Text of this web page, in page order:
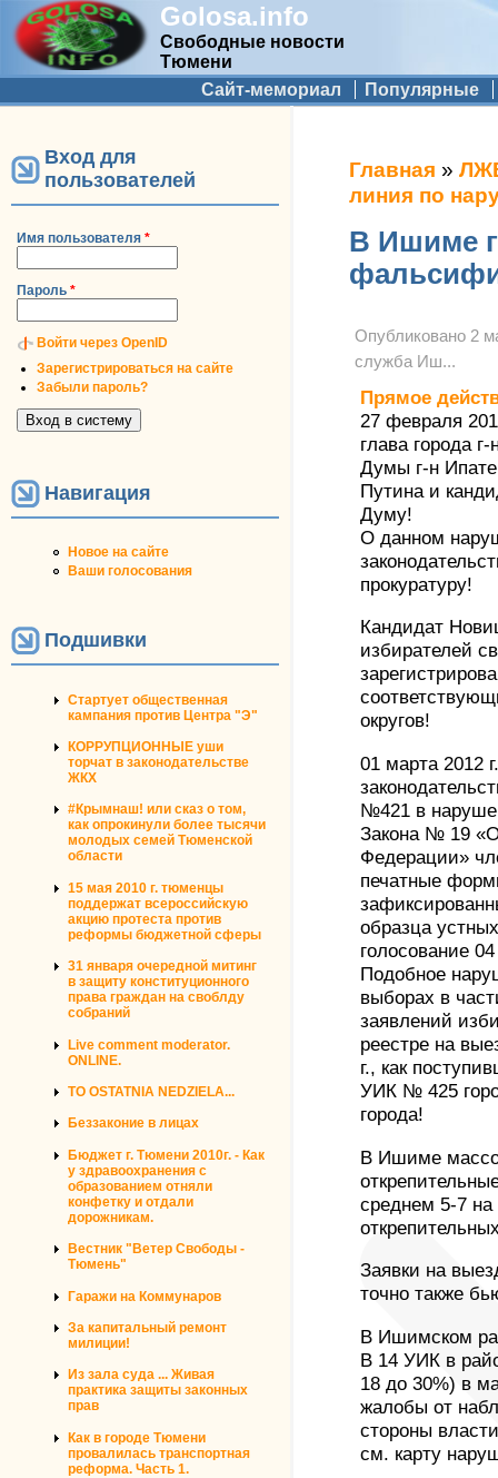
Golosa.info
Свободные новости
Тюмени
Дополнительное меню
Сайт-мемориал Популярные
Вход для
пользователей
Имя пользователя *
Пароль *
Войти через OpenID
Зарегистрироваться на сайте
Забыли пароль?
Навигация
Новое на сайте
Ваши голосования
Подшивки
Стартует общественная
кампания против Центра "Э"
КОРРУПЦИОННЫЕ уши
торчат в законодательстве
ЖКХ
#Крымнаш! или сказ о том,
как опрокинули более тысячи
молодых семей Тюменской
области
15 мая 2010 г. тюменцы
поддержат всероссийскую
акцию протеста против
реформы бюджетной сферы
31 января очередной митинг
в защиту конституционного
права граждан на своблду
собраний
Live comment moderator.
ONLINE.
TO OSTATNIA NEDZIELA...
Беззаконие в лицах
Бюджет г. Тюмени 2010г. - Как
у здравоохранения с
образованием отняли
конфетку и отдали
дорожникам.
Вестник "Ветер Свободы -
Тюмень"
Гаражи на Коммунаров
За капитальный ремонт
милиции!
Из зала суда ... Живая
практика защиты законных
прав
Как в городе Тюмени
провалилась транспортная
реформа. Часть 1.
Вы здесь
Главная »
линия по
В Ишиме
Опубликовано 2
служба Иш...
Прямое
27 февраля
глава города
Думы г-н
Путина и
Думу!
О данном
прокуратуру!
Кандидат
избирателей
округов!
01 марта 2012
№421 в
Закона № 19
Федерации»
печатные
образца
голосование
Подобное
выборах в
заявлений
реестре на
г., как
УИК № 425
города!
В Ишиме
среднем 5-7
Заявки на
точно также
В Ишимском
В 14 УИК в
18 до 30%) в
жалобы от
стороны
см. карту